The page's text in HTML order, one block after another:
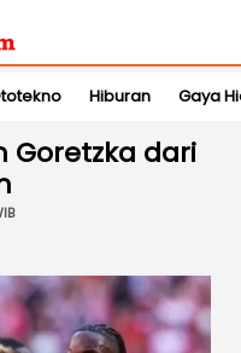
Hiburan Gaya
Goretzka dari